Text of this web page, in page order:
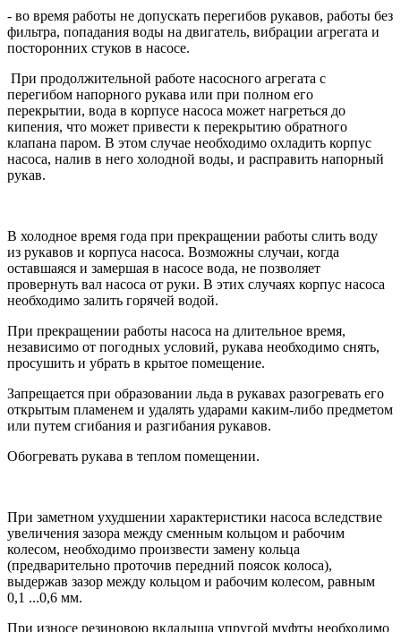
- во время работы не допускать перегибов рукавов, работы без
фильтра, попадания воды на двигатель, вибрации агрегата и
посторонних стуков в насосе.
При продолжительной работе насосного агрегата с
перегибом напорного рукава или при полном его
перекрытии, вода в корпусе насоса может нагреться до
кипения, что может привести к перекрытию обратного
клапана паром. В этом случае необходимо охладить корпус
насоса, налив в него холодной воды, и расправить напорный
рукав.
В холодное время года при прекращении работы слить воду
из рукавов и корпуса насоса. Возможны случаи, когда
оставшаяся и замершая в насосе вода, не позволяет
провернуть вал насоса от руки. В этих случаях корпус насоса
необходимо залить горячей водой.
При прекращении работы насоса на длительное время,
независимо от погодных условий, рукава необходимо снять,
просушить и убрать в крытое помещение.
Запрещается при образовании льда в рукавах разогревать его
открытым пламенем и удалять ударами каким-либо предметом
или путем cгибания и разгибания рукавов.
Обогревать рукава в теплом помещении.
При заметном ухудшении характеристики насоса вследствие
увеличения зазора между сменным кольцом и рабочим
колесом, необходимо произвести замену кольца
(предварительно проточив передний поясок колоса),
выдержав зазор между кольцом и рабочим колесом, равным
0,1 ...0,6 мм.
При износе резиновою вкладыша упругой муфты необходимо